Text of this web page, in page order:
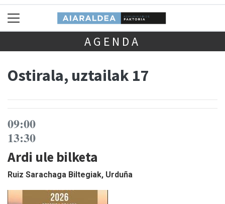
AGENDA
Ostirala, uztailak 17
09:00
13:30
Ardi ule bilketa
Ruiz Sarachaga Biltegiak, Urduña